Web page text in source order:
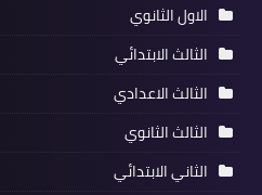
الاول الثانوي
الثالث الابتدائي
الثالث الاعدادي
الثالث الثانوي
الثاني الابتدائي